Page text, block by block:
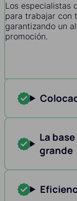
Los especialistas
para trabajar con
garantizando un
promoción.
La
grande